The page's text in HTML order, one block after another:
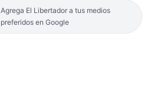
Agrega El Libertador a tus medios
preferidos en Google